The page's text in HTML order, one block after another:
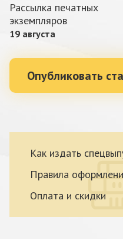
Рассылка печатных
экземпляров
19 августа
Опубликовать
Как издать
Правила
Оплата и скидки